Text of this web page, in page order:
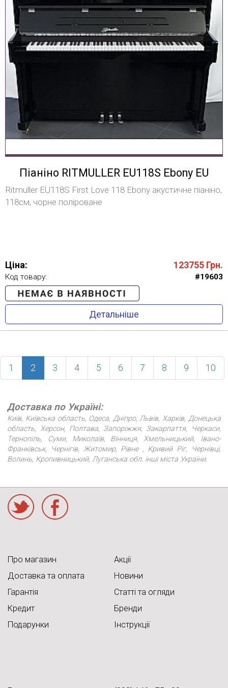
Піаніно RITMULLER EU118S Ebony EU
Ritmuller EU118S First Love 118 Ebony акустичне піаніно,
118см, чорне поліроване
Ціна: 123755 Грн.
Код товару: #19603
Детальніше
1 2 (current)
3 4 5 6 7 8 9 10
Доставка по Україні:
Київ, Київська область, Одеса, Дніпро, Львів, Харків, Донецька
область, Херсон, Полтава, Запоріжжя, Закарпаття, Черкаси,
Тернопіль, Суми, Миколаїв, Вінниця, Хмельницький, Івано-
Франківськ, Чернігів, Житомир, Рівне , Кривий Ріг, Чернівці,
Волинь, Кропивницький, Луганська обл. інші міста України.
Про магазин
Доставка та оплата
Гарантія
Кредит
Подарунки
Акції
Новини
Статті та огляди
Бренди
Інструкції